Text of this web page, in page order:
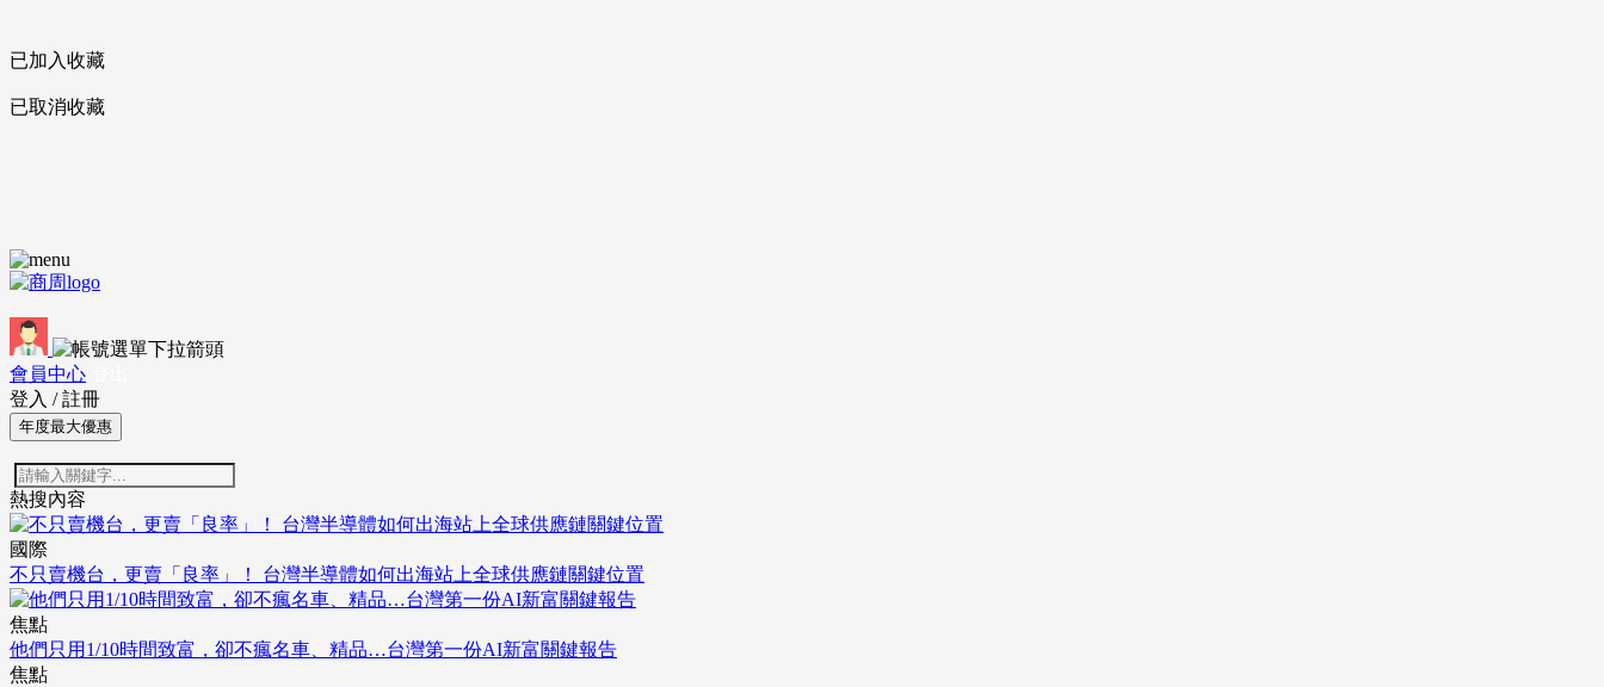
已加入收藏
已取消收藏
會員中心
登入 / 註冊
年度最大優惠
熱搜內容
國際
不只賣機台，更賣「良率」！ 台灣半導體如何出海站上全球供應鏈關鍵位置
焦點
他們只用1/10時間致富，卻不瘋名車、精品…台灣第一份AI新富關鍵報告
焦點